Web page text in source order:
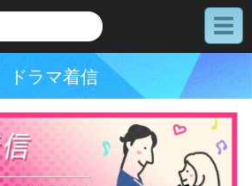
メ
ニ
ドラマ着信